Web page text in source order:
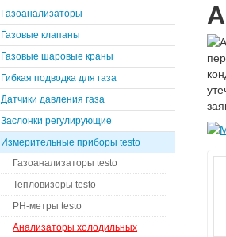
Газоанализаторы
Газовые клапаны
Газовые шаровые краны
Гибкая подводка для газа
Датчики давления газа
Заслонки регулирующие
Измерительные приборы testo
Газоанализаторы testo
Тепловизоры testo
PH-метры testo
Анализаторы холодильных